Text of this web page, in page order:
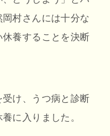
村さんには十分な
養することを決断
け、うつ病と診断
に入りました。